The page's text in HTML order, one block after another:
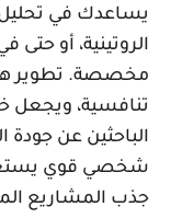
في تحليل
أو حتى في
تطوير هذه
ويجعل
عن جودة
قوي يستعرض
المشاريع